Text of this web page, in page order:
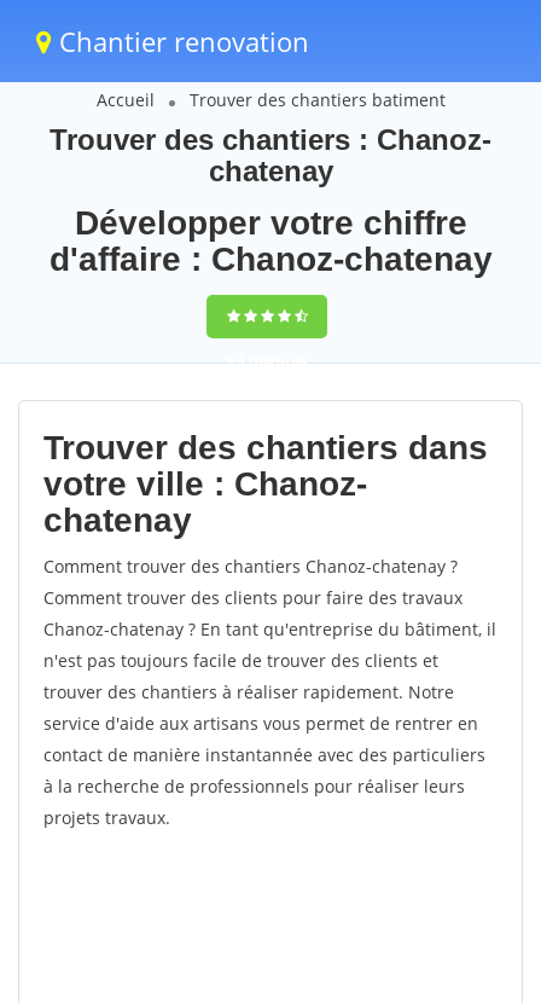
Chantier renovation
Accueil Trouver des chantiers batiment
Trouver des chantiers : Chanoz-
chatenay
Développer votre chiffre
d'affaire : Chanoz-chatenay
9,5(100%)68
votes
Trouver des chantiers dans
votre ville : Chanoz-
chatenay
Comment trouver des chantiers Chanoz-chatenay ?
Comment trouver des clients pour faire des travaux
Chanoz-chatenay ? En tant qu'entreprise du bâtiment, il
n'est pas toujours facile de trouver des clients et
trouver des chantiers à réaliser rapidement. Notre
service d'aide aux artisans vous permet de rentrer en
contact de manière instantannée avec des particuliers
à la recherche de professionnels pour réaliser leurs
projets travaux.